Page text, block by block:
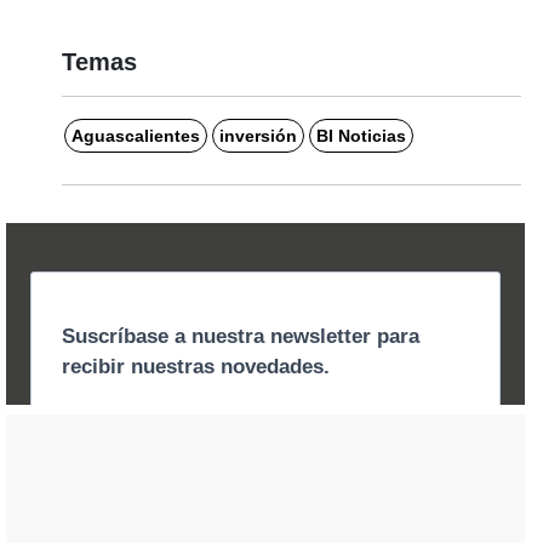
Temas
Aguascalientes inversión BI Noticias